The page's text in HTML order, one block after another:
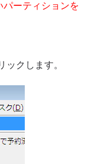
パーティションを
ックします。